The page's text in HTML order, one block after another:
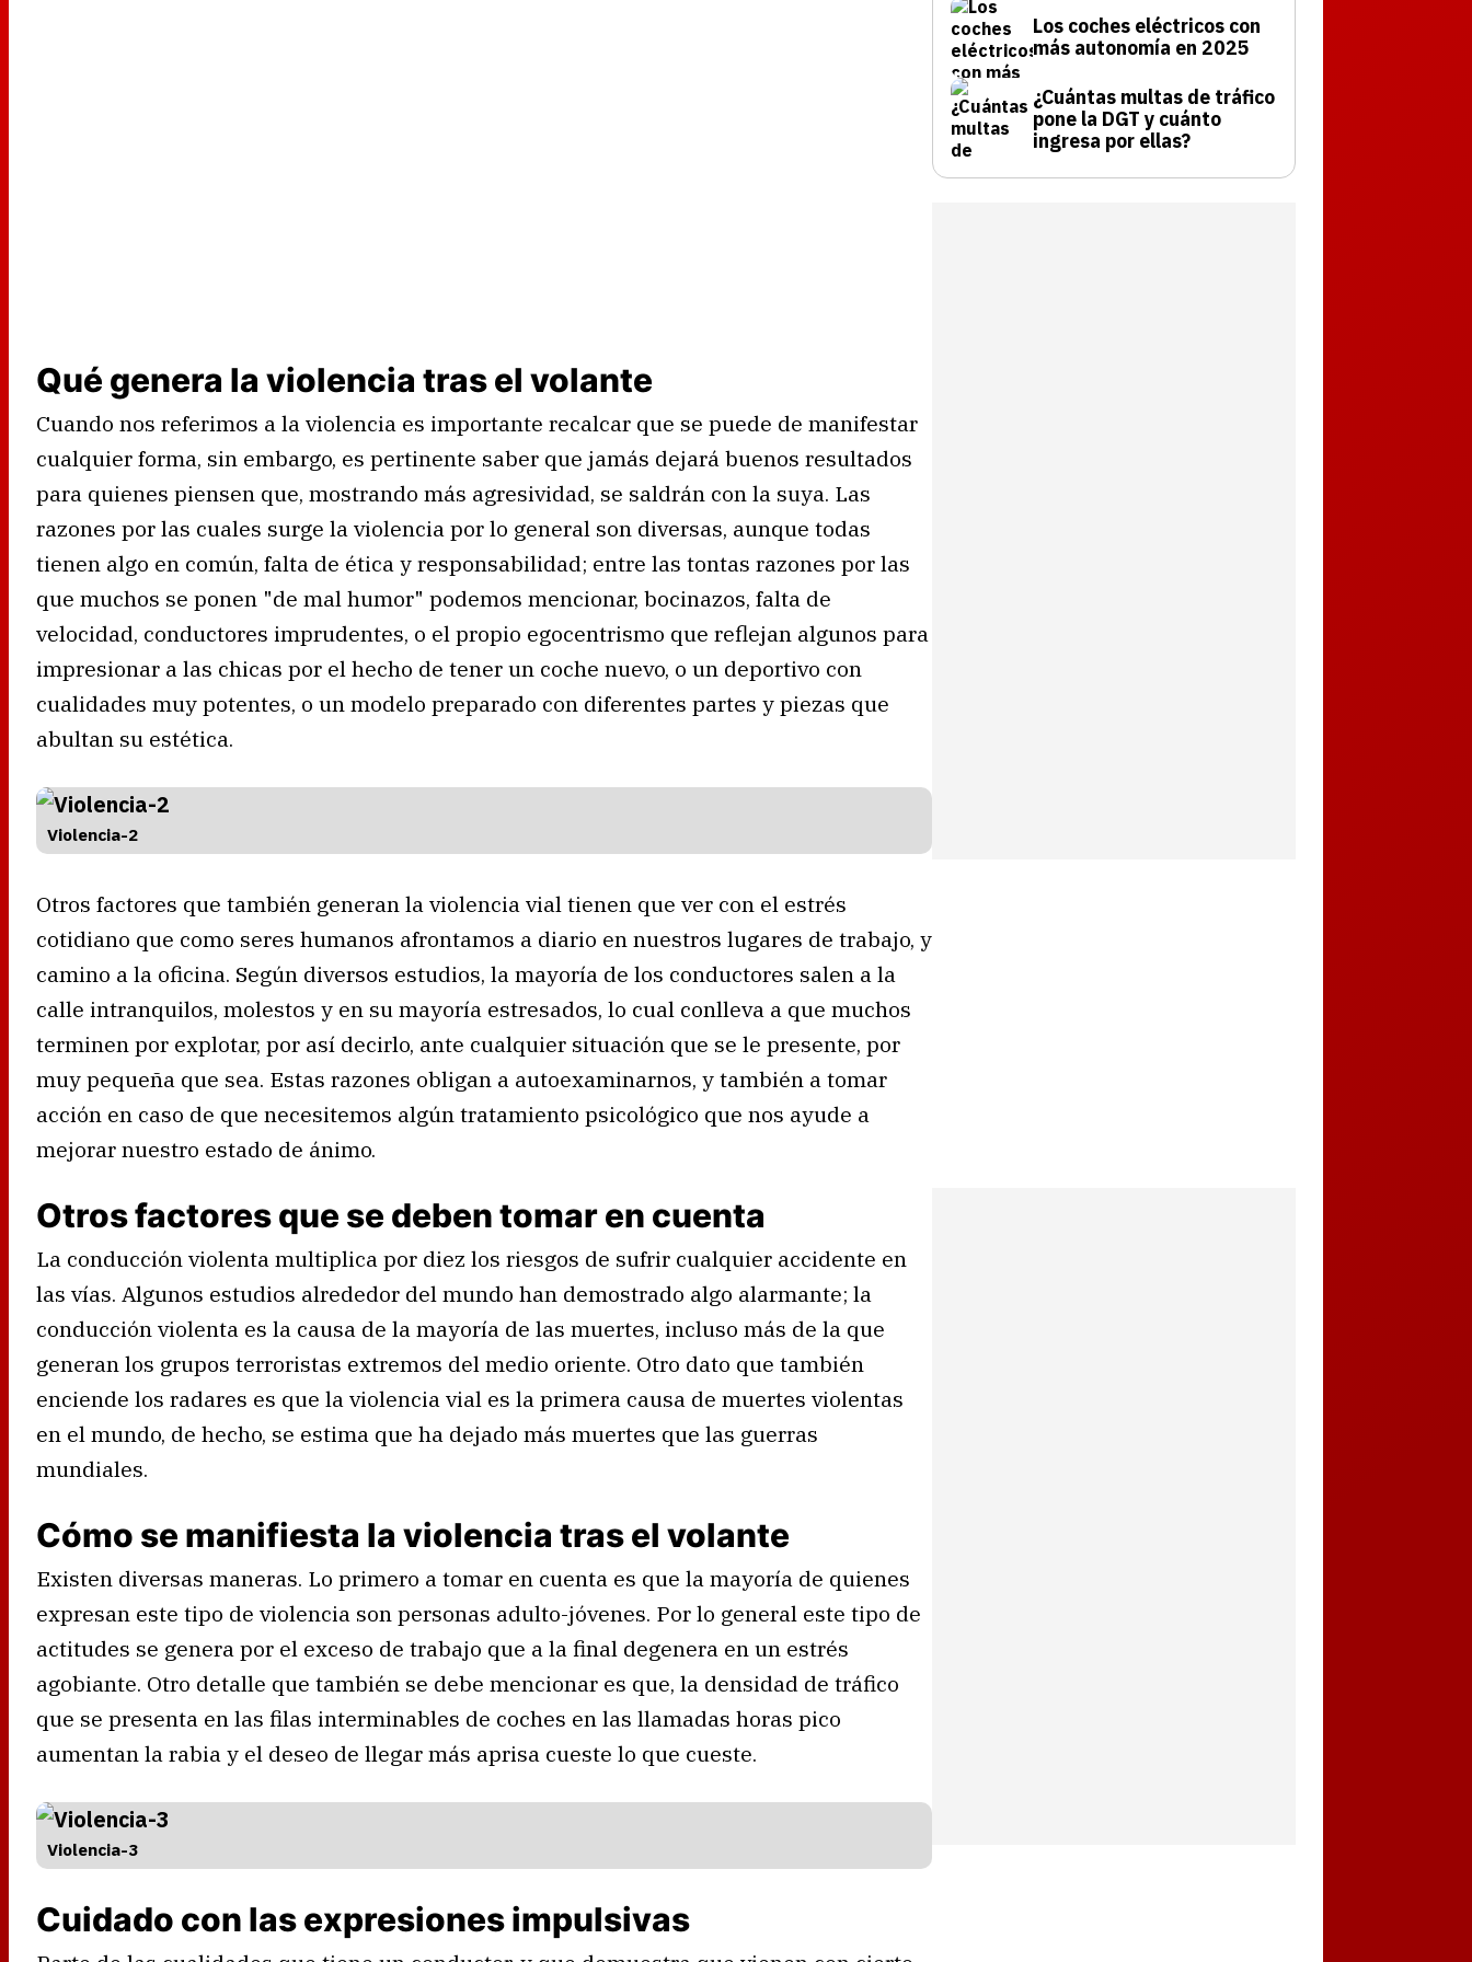
Qué genera la violencia tras el volante
Cuando nos referimos a la violencia es importante recalcar que se puede de manifestar
cualquier forma, sin embargo, es pertinente saber que jamás dejará buenos resultados
para quienes piensen que, mostrando más agresividad, se saldrán con la suya. Las
razones por las cuales surge la violencia por lo general son diversas, aunque todas
tienen algo en común, falta de ética y responsabilidad; entre las tontas razones por las
que muchos se ponen "de mal humor" podemos mencionar, bocinazos, falta de
velocidad, conductores imprudentes, o el propio egocentrismo que reflejan algunos para
impresionar a las chicas por el hecho de tener un coche nuevo, o un deportivo con
cualidades muy potentes, o un modelo preparado con diferentes partes y piezas que
abultan su estética.
Violencia-2
Otros factores que también generan la violencia vial tienen que ver con el estrés
cotidiano que como seres humanos afrontamos a diario en nuestros lugares de trabajo, y
camino a la oficina. Según diversos estudios, la mayoría de los conductores salen a la
calle intranquilos, molestos y en su mayoría estresados, lo cual conlleva a que muchos
terminen por explotar, por así decirlo, ante cualquier situación que se le presente, por
muy pequeña que sea. Estas razones obligan a autoexaminarnos, y también a tomar
acción en caso de que necesitemos algún tratamiento psicológico que nos ayude a
mejorar nuestro estado de ánimo.
Otros factores que se deben tomar en cuenta
La conducción violenta multiplica por diez los riesgos de sufrir cualquier accidente en
las vías. Algunos estudios alrededor del mundo han demostrado algo alarmante; la
conducción violenta es la causa de la mayoría de las muertes, incluso más de la que
generan los grupos terroristas extremos del medio oriente. Otro dato que también
enciende los radares es que la violencia vial es la primera causa de muertes violentas
en el mundo, de hecho, se estima que ha dejado más muertes que las guerras
mundiales.
Cómo se manifiesta la violencia tras el volante
Existen diversas maneras. Lo primero a tomar en cuenta es que la mayoría de quienes
expresan este tipo de violencia son personas adulto-jóvenes. Por lo general este tipo de
actitudes se genera por el exceso de trabajo que a la final degenera en un estrés
agobiante. Otro detalle que también se debe mencionar es que, la densidad de tráfico
que se presenta en las filas interminables de coches en las llamadas horas pico
aumentan la rabia y el deseo de llegar más aprisa cueste lo que cueste.
Violencia-3
Cuidado con las expresiones impulsivas
Los coches eléctricos con
más autonomía en 2025
¿Cuántas multas de tráfico
pone la DGT y cuánto
ingresa por ellas?